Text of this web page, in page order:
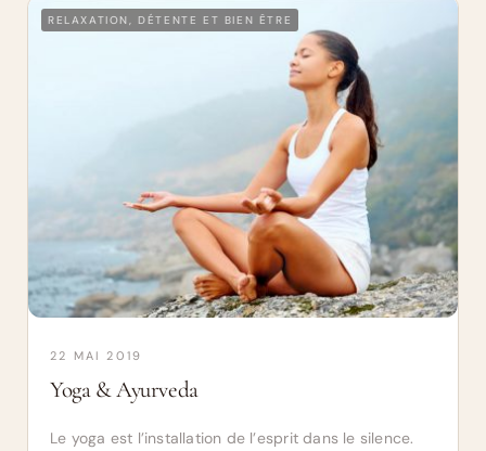
RELAXATION, DÉTENTE ET BIEN ÊTRE
22 MAI 2019
Yoga & Ayurveda
Le yoga est l’installation de l’esprit dans le silence.